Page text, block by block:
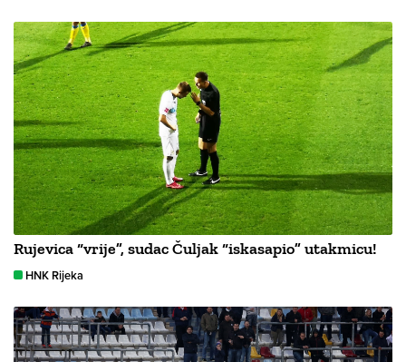
Rujevica “vrije”, sudac Čuljak “iskasapio” utakmicu!
HNK Rijeka